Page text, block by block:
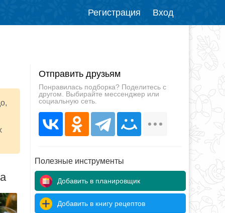
Регистрация Вход
Отправить друзьям
Понравилась подборка? Поделитесь с
другом. Выбирайте мессенджер или
социальную сеть.
Полезные инструменты
Добавить в планировщик
Добавить в книгу рецептов